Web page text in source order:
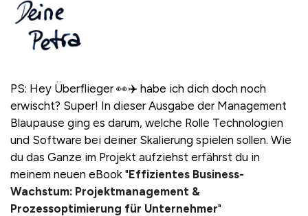
PS: Hey Überflieger 👀✈️ habe ich dich doch noch
erwischt? Super! In dieser Ausgabe der Management
Blaupause ging es darum, welche Rolle Technologien
und Software bei deiner Skalierung spielen sollen. Wie
du das Ganze im Projekt aufziehst erfährst du in
meinem neuen eBook "Effizientes Business-
Wachstum: Projektmanagement &
Prozessoptimierung für Unternehmer"